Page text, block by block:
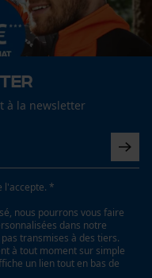
Haute
stabilité
à la newsletter
l'accepte. *
nous pourrons vous faire
dans notre
transmises à des tiers.
à tout moment sur simple
un lien tout en bas de
Tool
et de